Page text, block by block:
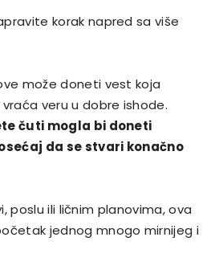
korak napred sa više
može doneti vest koja
veru u dobre ishode.
čuti mogla bi doneti
da se stvari konačno
poslu ili ličnim planovima, ova
jednog mnogo mirnijeg i